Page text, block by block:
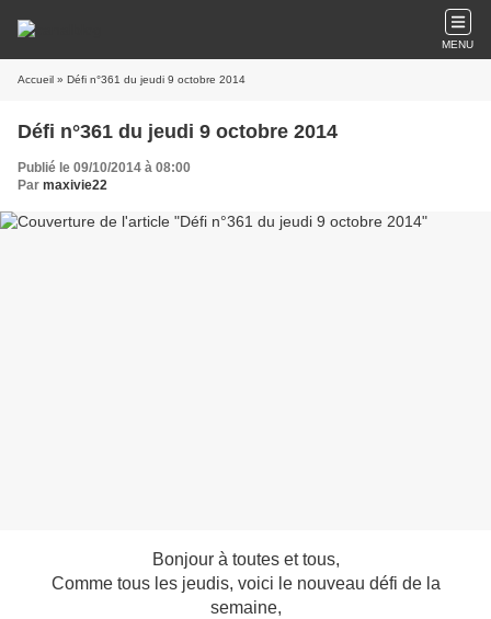
MENU
Accueil » Défi n°361 du jeudi 9 octobre 2014
Défi n°361 du jeudi 9 octobre 2014
Publié le 09/10/2014 à 08:00
Par maxivie22
Bonjour à toutes et tous,
Comme tous les jeudis, voici le nouveau défi de la
semaine,